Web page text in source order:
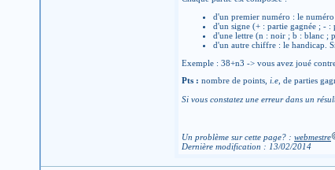
d'un premier numéro : le
d'un signe (+ : partie gagnée ; -
d'une lettre (n : noir ; b : blanc ;
d'un autre chiffre : le handicap.
Exemple : 38+n3 -> vous avez joué
Pts : nombre de points, i.e , de parties
Si vous constatez une erreur dans un
Un problème sur cette page? : webmestre
Dernière modification : 13/02/2014